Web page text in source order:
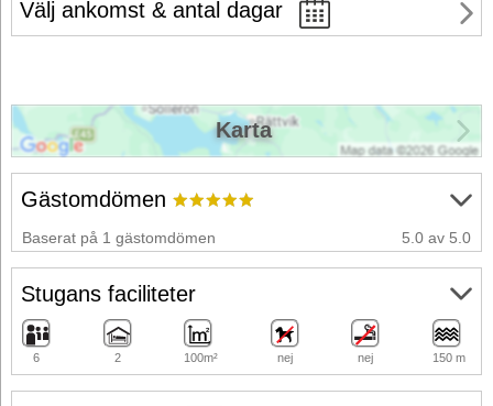
Välj ankomst & antal dagar
Gästomdömen
Baserat på 1 gästomdömen 5.0 av 5.0
Stugans faciliteter
6 2 100m² nej nej 150 m
Karta